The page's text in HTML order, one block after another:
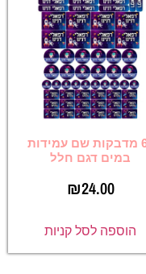
62 מדבקות שם עמידות
במים דגם חלל
₪24.00
הוספה לסל קניות